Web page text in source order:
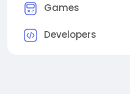
Games
Developers